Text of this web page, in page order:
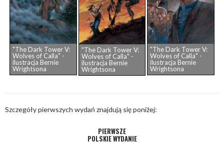
"The Dark Tower V:
Wolves of Calla" -
ilustracja Bernie
Wrightsona
"The Dark Tower V:
Wolves of Calla" -
ilustracja Bernie
Wrightsona
"The Dark Tower V:
Wolves of Calla" -
ilustracja Bernie
Wrightsona
Szczegóły pierwszych wydań znajdują się poniżej:
PIERWSZE
POLSKIE WYDANIE